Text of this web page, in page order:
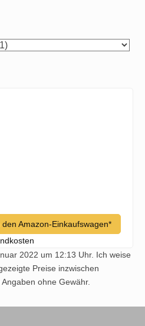
den Amazon-Einkaufswagen*
2022 um 12:13 Uhr. Ich weise
Preise inzwischen
ohne Gewähr.